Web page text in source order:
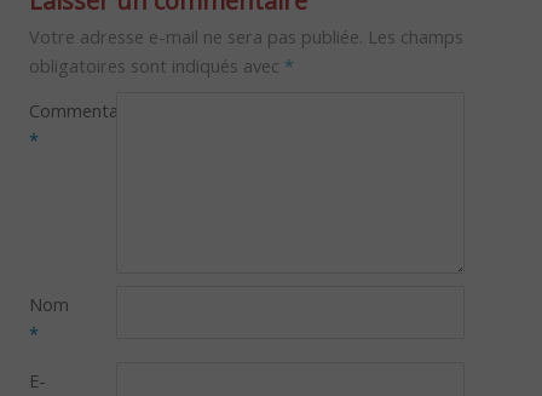
Votre adresse e-mail ne sera pas publiée. Les champs
obligatoires sont indiqués avec *
Commentaire
*
Nom
*
E-